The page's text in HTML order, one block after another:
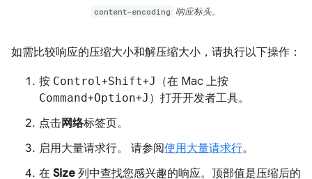
content-encoding 响应标头。
如需比较响应的压缩大小和解压缩大小，请执行以下操作：
按 Control+Shift+J （在 Mac 上按
Command+Option+J ）打开开发者工具。
点击网络标签页。
启用大量请求行。 请参阅使用大量请求行。
在 Size 列中查找您感兴趣的响应。顶部值是压缩后的